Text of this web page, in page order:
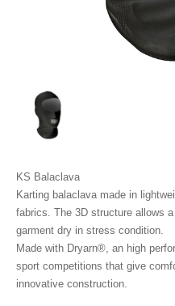
KS Balaclava
Karting balaclava made in
fabrics. The 3D structure allows
garment dry in stress condition.
Made with Dryarn®, an high
sport competitions that give
innovative construction.